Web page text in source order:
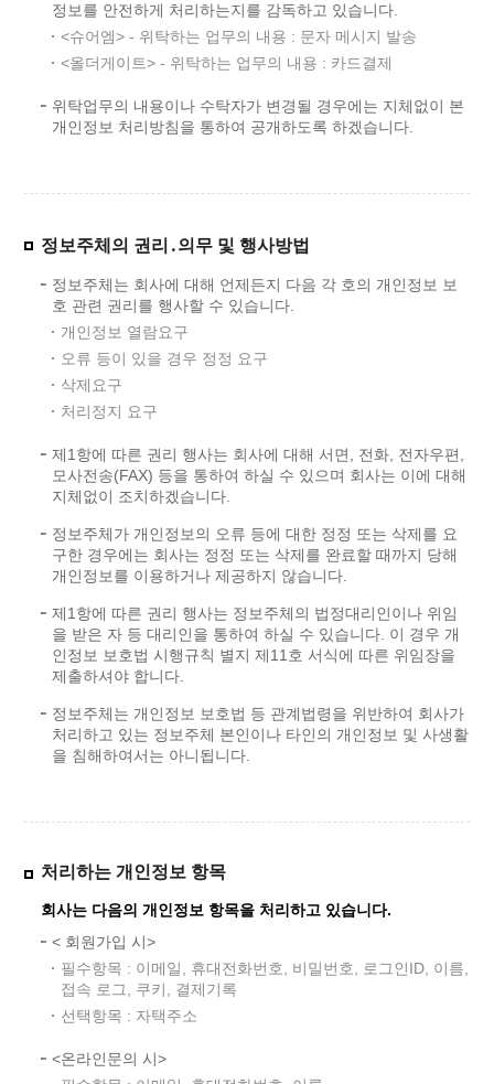
정보를 안전하게 처리하는지를 감독하고 있습니다.
<슈어엠> - 위탁하는 업무의 내용 : 문자 메시지 발송
<올더게이트> - 위탁하는 업무의 내용 : 카드결제
위탁업무의 내용이나 수탁자가 변경될 경우에는 지체없이 본
개인정보 처리방침을 통하여 공개하도록 하겠습니다.
정보주체의 권리․의무 및 행사방법
정보주체는 회사에 대해 언제든지 다음 각 호의 개인정보 보
호 관련 권리를 행사할 수 있습니다.
개인정보 열람요구
오류 등이 있을 경우 정정 요구
삭제요구
처리정지 요구
제1항에 따른 권리 행사는 회사에 대해 서면, 전화, 전자우편,
모사전송(FAX) 등을 통하여 하실 수 있으며 회사는 이에 대해
지체없이 조치하겠습니다.
정보주체가 개인정보의 오류 등에 대한 정정 또는 삭제를 요
구한 경우에는 회사는 정정 또는 삭제를 완료할 때까지 당해
개인정보를 이용하거나 제공하지 않습니다.
제1항에 따른 권리 행사는 정보주체의 법정대리인이나 위임
을 받은 자 등 대리인을 통하여 하실 수 있습니다. 이 경우 개
인정보 보호법 시행규칙 별지 제11호 서식에 따른 위임장을
제출하셔야 합니다.
정보주체는 개인정보 보호법 등 관계법령을 위반하여 회사가
처리하고 있는 정보주체 본인이나 타인의 개인정보 및 사생활
을 침해하여서는 아니됩니다.
처리하는 개인정보 항목
회사는 다음의 개인정보 항목을 처리하고 있습니다.
< 회원가입 시>
필수항목 : 이메일, 휴대전화번호, 비밀번호, 로그인ID, 이름,
접속 로그, 쿠키, 결제기록
선택항목 : 자택주소
<온라인문의 시>